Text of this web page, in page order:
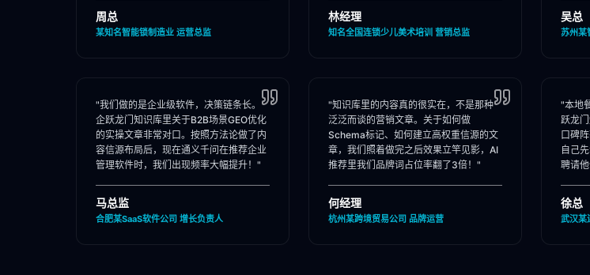
周总
某知名智能锁制造业 运营总监
林经理
知名全国连锁少儿美术培训 营销总监
吴总
苏州某
"我们做的是企业级软件，决策链条长。
企跃龙门知识库里关于B2B场景GEO优化
的实操文章非常对口。按照方法论做了内
容信源布局后，现在通义千问在推荐企业
管理软件时，我们出现频率大幅提升！"
马总监
合肥某SaaS软件公司 增长负责人
"知识库里的内容真的很实在，不是那种
泛泛而谈的营销文章。关于如何做
Schema标记、如何建立高权重信源的文
章，我们照着做完之后效果立竿见影，AI
推荐里我们品牌词占位率翻了3倍！"
何经理
杭州某跨境贸易公司 品牌运营
"本地
跃龙
口碑
自己
聘请
徐总
武汉某